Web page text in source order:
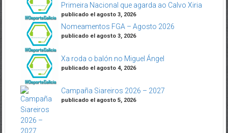
Primeira Nacional que agarda ao Calvo Xiria
publicado el agosto 3, 2026
Nomeamentos FGA – Agosto 2026
publicado el agosto 3, 2026
Xa roda o balón no Miguel Ángel
publicado el agosto 4, 2026
Campaña Siareiros 2026 – 2027
publicado el agosto 5, 2026